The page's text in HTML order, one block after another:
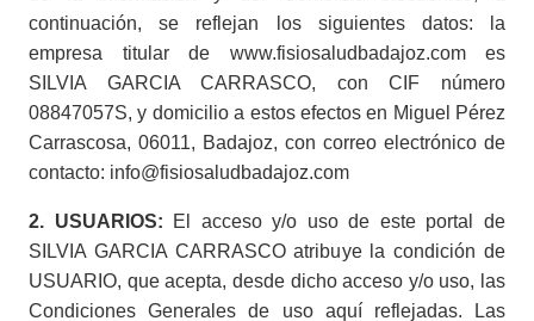
continuación, se reflejan los siguientes datos: la
empresa titular de www.fisiosaludbadajoz.com es
SILVIA GARCIA CARRASCO, con CIF número
08847057S, y domicilio a estos efectos en Miguel Pérez
Carrascosa, 06011, Badajoz, con correo electrónico de
contacto: info@fisiosaludbadajoz.com
2. USUARIOS: El acceso y/o uso de este portal de
SILVIA GARCIA CARRASCO atribuye la condición de
USUARIO, que acepta, desde dicho acceso y/o uso, las
Condiciones Generales de uso aquí reflejadas. Las